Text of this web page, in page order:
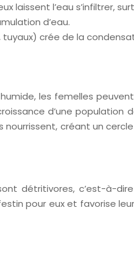
laissent l’eau s’infiltrer,
d’eau.
crée de la
les femelles
d’une population
créant un cercle
détritivores, c’est-à-
pour eux et favorise